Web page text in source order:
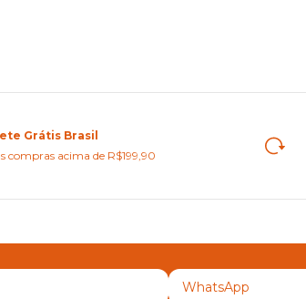
Grátis Brasil
compras acima de R$199,90